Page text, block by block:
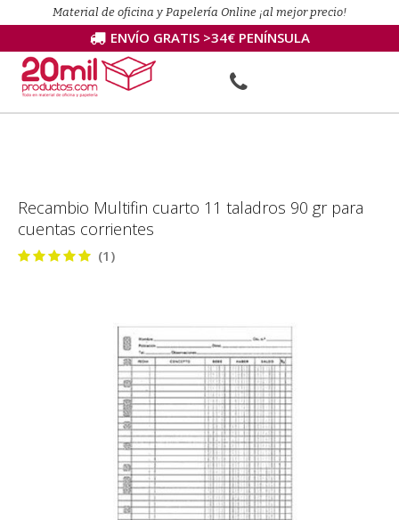
Material de oficina y Papelería Online ¡al mejor precio!
ENVÍO GRATIS >34€ PENÍNSULA
Recambio Multifin cuarto 11 taladros 90 gr para
cuentas corrientes
(1)